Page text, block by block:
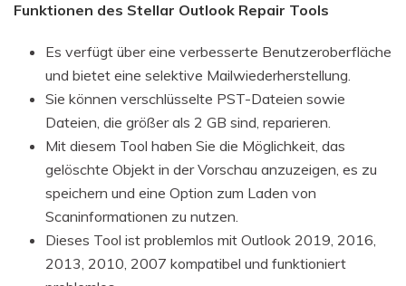
Funktionen des Stellar Outlook Repair Tools
Es verfügt über eine verbesserte Benutzeroberfläche
und bietet eine selektive Mailwiederherstellung.
Sie können verschlüsselte PST-Dateien sowie
Dateien, die größer als 2 GB sind, reparieren.
Mit diesem Tool haben Sie die Möglichkeit, das
gelöschte Objekt in der Vorschau anzuzeigen, es zu
speichern und eine Option zum Laden von
Scaninformationen zu nutzen.
Dieses Tool ist problemlos mit Outlook 2019, 2016,
2013, 2010, 2007 kompatibel und funktioniert